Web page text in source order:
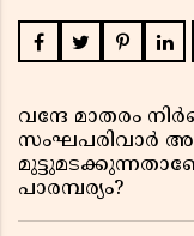
വന്ദേ മാതരം
സംഘപരിവാർ
പാരമ്പര്യം?